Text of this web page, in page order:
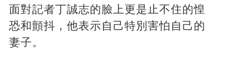
面對記者丁誠志的臉上更是止不住的惶
恐和顫抖，他表示自己特別害怕自己的
妻子。